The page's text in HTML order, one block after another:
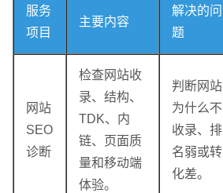
服务
项目
主要内容
解决的问
题
网站
SEO
诊断
检查网站收
录、结构、
TDK、内
链、页面质
量和移动端
体验。
判断网站
为什么不
收录、排
名弱或转
化差。